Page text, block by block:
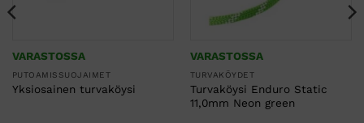
VARASTOSSA
PUTOAMISSUOJAIMET
Yksiosainen turvaköysi
VARASTOSSA
TURVAKÖYDET
Turvaköysi Enduro Static
11,0mm Neon green